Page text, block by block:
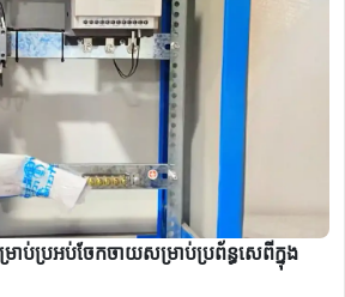
ាប់ប្រអប់ចែកចាយសម្រាប់ប្រព័ន្ធសេពីក្នុង